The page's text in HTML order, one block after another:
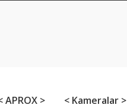
APROX > < Kameralar >